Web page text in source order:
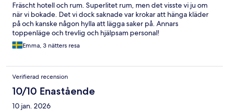
Fräscht hotell och rum. Superlitet rum, men det visste vi ju om
när vi bokade. Det vi dock saknade var krokar att hänga kläder
på och kanske någon hylla att lägga saker på. Annars
toppenläge och trevlig och hjälpsam personal!
Emma, 3 nätters resa
Verifierad recension
10/10 Enastående
10 jan. 2026